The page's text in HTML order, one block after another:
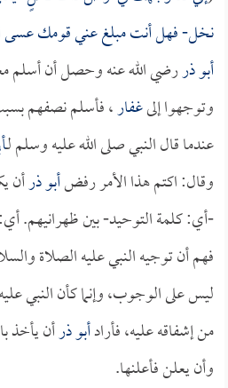
نخل- فهل أنت مبلغ عني قومك عسى
أبو ذررضي الله عنه وحصل أن أسلم
وتوجهوا إلىغفار، فأسلم نصفهم
عندما قال النبي صلى الله عليه وسلم لـ
وقال: اكتم هذا الأمر رفضأبو ذرأن
-أي: كلمة التوحيد- بين ظهرانيهم. أي:
فهم أن توجيه النبي عليه الصلاة
ليس على الوجوب، وإنما كأن النبي
من إشفاقه عليه، فأرادأبو ذرأن يأخذ
وأن يعلن فأعلنها.